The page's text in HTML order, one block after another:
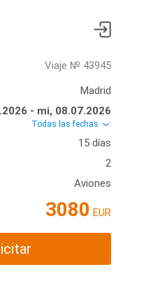
Viaje № 43945
Madrid
- mi, 08.07.2026
Todas las fechas
15 días
2
Aviones
3080 EUR